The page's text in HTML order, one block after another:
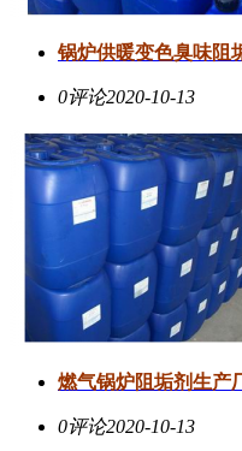
锅炉供暖变色臭味阻
0评论2020-10-13
燃气锅炉阻垢剂生产
0评论2020-10-13